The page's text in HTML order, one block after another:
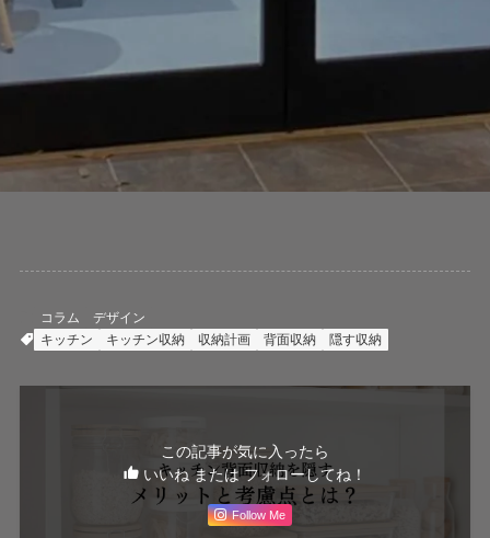
コラム
デザイン
キッチン
キッチン収納 収納計画 背面収納 隠す収納
この記事が気に入ったら
いいね または フォローしてね！
Follow Me